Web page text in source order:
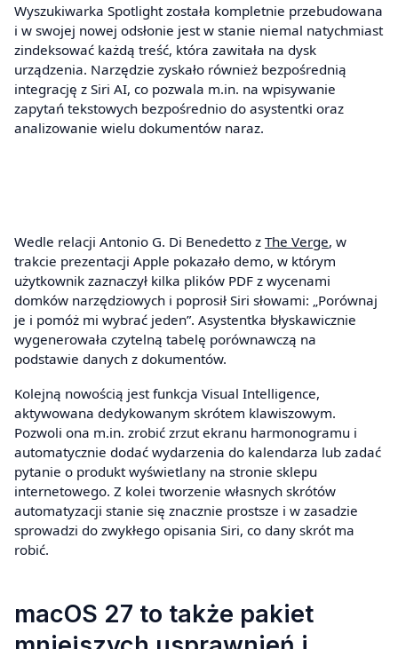
Wyszukiwarka Spotlight została kompletnie przebudowana
i w swojej nowej odsłonie jest w stanie niemal natychmiast
zindeksować każdą treść, która zawitała na dysk
urządzenia. Narzędzie zyskało również bezpośrednią
integrację z Siri AI, co pozwala m.in. na wpisywanie
zapytań tekstowych bezpośrednio do asystentki oraz
analizowanie wielu dokumentów naraz.
Wedle relacji Antonio G. Di Benedetto z The Verge, w
trakcie prezentacji Apple pokazało demo, w którym
użytkownik zaznaczył kilka plików PDF z wycenami
domków narzędziowych i poprosił Siri słowami: „Porównaj
je i pomóż mi wybrać jeden”. Asystentka błyskawicznie
wygenerowała czytelną tabelę porównawczą na
podstawie danych z dokumentów.
Kolejną nowością jest funkcja Visual Intelligence,
aktywowana dedykowanym skrótem klawiszowym.
Pozwoli ona m.in. zrobić zrzut ekranu harmonogramu i
automatycznie dodać wydarzenia do kalendarza lub zadać
pytanie o produkt wyświetlany na stronie sklepu
internetowego. Z kolei tworzenie własnych skrótów
automatyzacji stanie się znacznie prostsze i w zasadzie
sprowadzi do zwykłego opisania Siri, co dany skrót ma
robić.
macOS 27 to także pakiet